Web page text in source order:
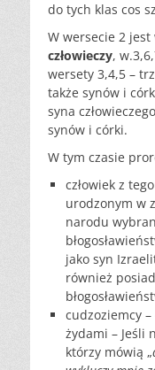
do tych klas cos
W wersecie 2
człowieczy,
wersety 3,4,5 –
także synów i
syna
synów i córki.
W tym czasie
człowiek z
urodzonym w
narodu
jako syn
również
cudzoziemcy
żydami – Jeśli
którzy mówią „